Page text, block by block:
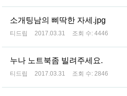
소개팅남의 삐딱한 자세.jpg
티드립 2017.03.31 조회 수: 4446
누나 노트북좀 빌려주세요.
티드립 2017.03.31 조회 수: 2846